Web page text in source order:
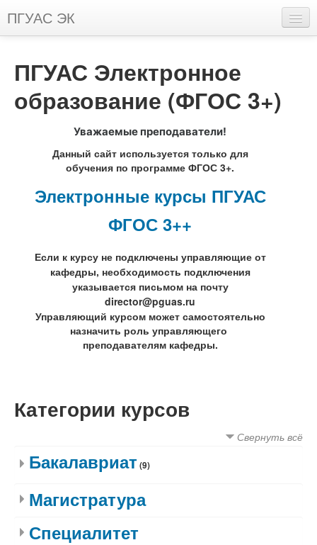
ПГУАС ЭК
Вы не вошли в систему ( Вход)
ПГУАС Электронное
образование (ФГОС 3+)
Уважаемые преподаватели!
Данный сайт используется только для
обучения по программе ФГОС 3+.
Электронные курсы ПГУАС
ФГОС 3++
Если к курсу не подключены управляющиеот
кафедры, необходимость подключения
указывается письмом на почту
director@pguas.ru
Управляющий курсом может самостоятельно
назначить роль управляющего
преподавателям кафедры.
Категории курсов
Свернуть всё
Бакалавриат(9)
Магистратура
Специалитет